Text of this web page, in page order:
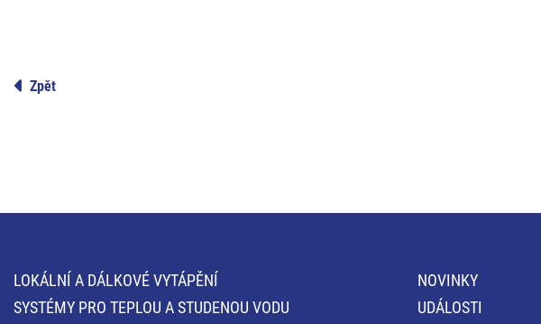
Zpět
LOKÁLNÍ A DÁLKOVÉ VYTÁPĚNÍ
SYSTÉMY PRO TEPLOU A STUDENOU VODU
NOVINKY
UDÁLOSTI